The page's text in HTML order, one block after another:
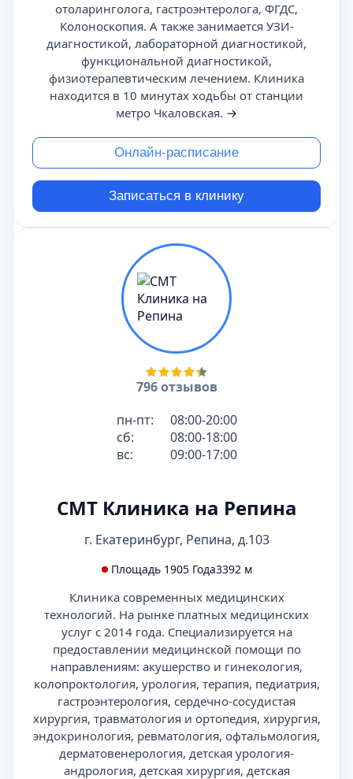
отоларинголога, гастроэнтеролога, ФГДС,
Колоноскопия. А также занимается УЗИ-
диагностикой, лабораторной диагностикой,
функциональной диагностикой,
физиотерапевтическим лечением. Клиника
находится в 10 минутах ходьбы от станции
метро Чкаловская. →
Онлайн-расписание
Записаться в клинику
796 отзывов
пн-пт:
08:00-20:00
сб:
08:00-18:00
вс:
09:00-17:00
СМТ Клиника на Репина
г. Екатеринбург, Репина, д.103
Площадь 1905 Года3392 м
Клиника современных медицинских
технологий. На рынке платных медицинских
услуг с 2014 года. Специализируется на
предоставлении медицинской помощи по
направлениям: акушерство и гинекология,
колопроктология, урология, терапия, педиатрия,
гастроэнтерология, сердечно-сосудистая
хирургия, травматология и ортопедия, хирургия,
эндокринология, ревматология, офтальмология,
дерматовенерология, детская урология-
андрология, детская хирургия, детская